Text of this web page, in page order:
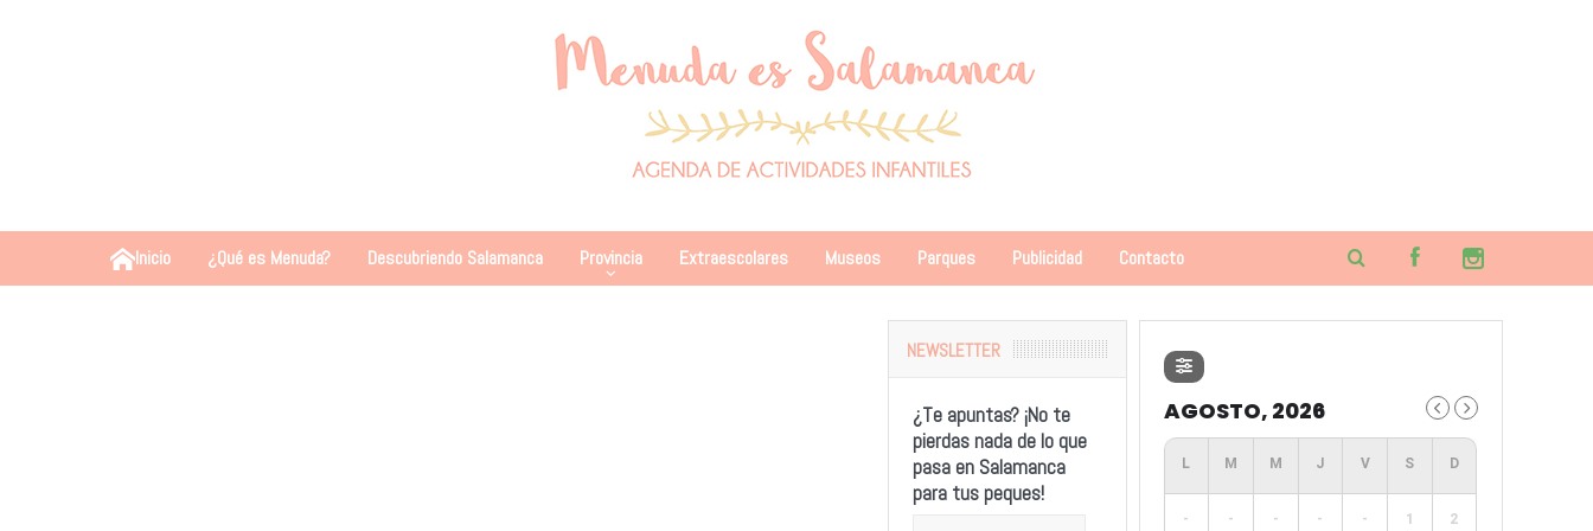
Inicio ¿Qué es Menuda? Descubriendo Salamanca Provincia Extraescolares Museos Parques Publicidad Contacto
NEWSLETTER
¿Te apuntas? ¡No te
pierdas nada de lo que
pasa en Salamanca
para tus peques!
AGOSTO, 2026
- - - - - 1 2